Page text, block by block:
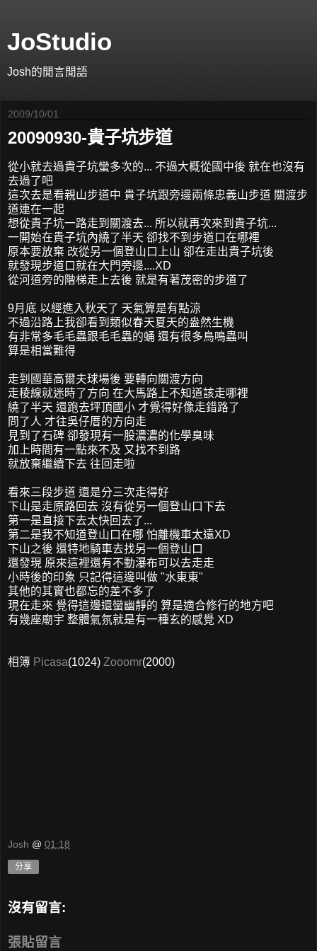
JoStudio
Josh的閒言閒語
2009/10/01
20090930-貴子坑步道
從小就去過貴子坑蠻多次的... 不過大概從國中後 就在也沒有
去過了吧
這次去是看親山步道中 貴子坑跟旁邊兩條忠義山步道 關渡步
道連在一起
想從貴子坑一路走到關渡去... 所以就再次來到貴子坑...
一開始在貴子坑內繞了半天 卻找不到步道口在哪裡
原本要放棄 改從另一個登山口上山 卻在走出貴子坑後
就發現步道口就在大門旁邊....XD
從河道旁的階梯走上去後 就是有著茂密的步道了
9月底 以經進入秋天了 天氣算是有點涼
不過沿路上我卻看到類似春天夏天的盎然生機
有非常多毛毛蟲跟毛毛蟲的蛹 還有很多鳥鳴蟲叫
算是相當難得
走到國華高爾夫球場後 要轉向關渡方向
走稜線就迷時了方向 在大馬路上不知道該走哪裡
繞了半天 還跑去坪頂國小 才覺得好像走錯路了
問了人 才往吳仔厝的方向走
見到了石碑 卻發現有一股濃濃的化學臭味
加上時間有一點來不及 又找不到路
就放棄繼續下去 往回走啦
看來三段步道 還是分三次走得好
下山是走原路回去 沒有從另一個登山口下去
第一是直接下去太快回去了...
第二是我不知道登山口在哪 怕離機車太遠XD
下山之後 還特地騎車去找另一個登山口
還發現 原來這裡還有不動瀑布可以去走走
小時後的印象 只記得這邊叫做 "水東東"
其他的其實也都忘的差不多了
現在走來 覺得這邊還蠻幽靜的 算是適合修行的地方吧
有幾座廟宇 整體氣氛就是有一種玄的感覺 XD
相簿 Picasa(1024) Zooomr(2000)
Josh @ 01:18
分享
沒有留言:
張貼留言